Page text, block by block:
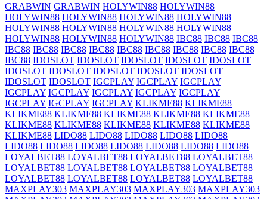
GRABWIN GRABWIN HOLYWIN88 HOLYWIN88
HOLYWIN88 HOLYWIN88 HOLYWIN88 HOLYWIN88
HOLYWIN88 HOLYWIN88 HOLYWIN88 HOLYWIN88
HOLYWIN88 HOLYWIN88 HOLYWIN88 IBC88 IBC88 IBC88
IBC88 IBC88 IBC88 IBC88 IBC88 IBC88 IBC88 IBC88 IBC88
IBC88 IDOSLOT IDOSLOT IDOSLOT IDOSLOT IDOSLOT
IDOSLOT IDOSLOT IDOSLOT IDOSLOT IDOSLOT
IDOSLOT IDOSLOT IGCPLAY IGCPLAY IGCPLAY
IGCPLAY IGCPLAY IGCPLAY IGCPLAY IGCPLAY
IGCPLAY IGCPLAY IGCPLAY KLIKME88 KLIKME88
KLIKME88 KLIKME88 KLIKME88 KLIKME88 KLIKME88
KLIKME88 KLIKME88 KLIKME88 KLIKME88 KLIKME88
KLIKME88 LIDO88 LIDO88 LIDO88 LIDO88 LIDO88
LIDO88 LIDO88 LIDO88 LIDO88 LIDO88 LIDO88 LIDO88
LOYALBET88 LOYALBET88 LOYALBET88 LOYALBET88
LOYALBET88 LOYALBET88 LOYALBET88 LOYALBET88
LOYALBET88 LOYALBET88 LOYALBET88 LOYALBET88
MAXPLAY303 MAXPLAY303 MAXPLAY303 MAXPLAY303